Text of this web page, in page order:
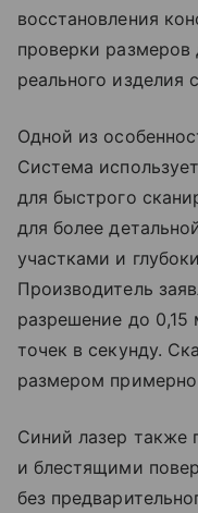
восстановления
проверки размеров
реального изделия
Одной из
Система
для быстрого
для более
участками и
Производитель
разрешение до
точек в секунду.
размером
Синий лазер также
и блестящими
без